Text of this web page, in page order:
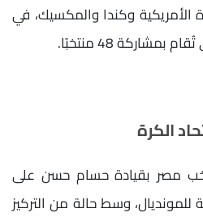
الأمريكية وكندا والمكسيك، في
48 منتخبًا.
الكرة
مصر بقيادة حسام حسن على
وسط حالة من التركيز